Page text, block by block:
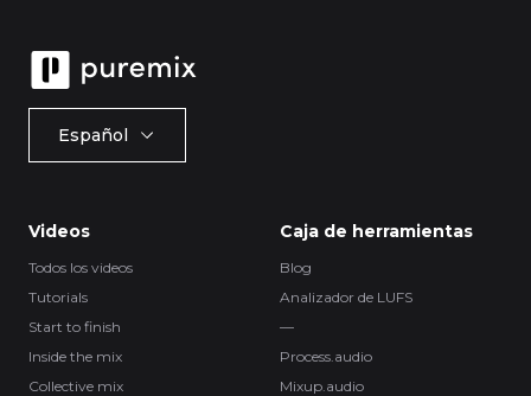
Español
Videos
Todos los videos
Tutorials
Start to finish
Inside the mix
Collective mix
Caja de herramientas
Blog
Analizador de LUFS
—
Process.audio
Mixup.audio